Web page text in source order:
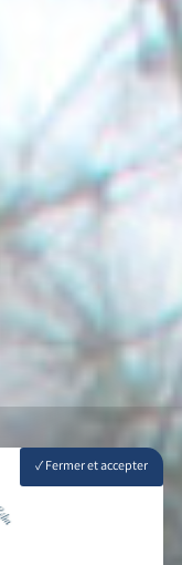
Fermer et accepter